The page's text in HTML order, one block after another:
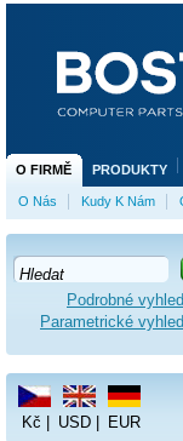
Podrobné
Parametrické
Kč USD EUR
O FIRMĚ PRODUKTY
O Nás Kudy K Nám